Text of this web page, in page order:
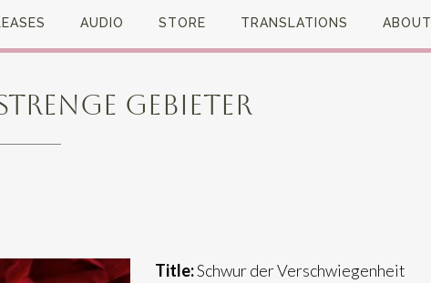
AUDIO STORE TRANSLATIONS ABOUT
GEBIETER
Title:Schwur der Verschwiegenheit